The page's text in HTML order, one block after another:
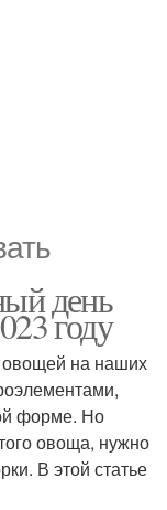
день
году
на наших
форме. Но
овоща, нужно
В этой статье